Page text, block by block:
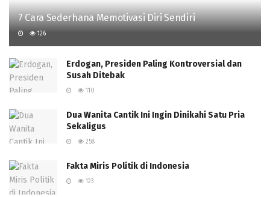
7 Cara Sederhana Memotivasi Diri Sendiri
126
Erdogan, Presiden Paling Kontroversial dan
Susah Ditebak
110
Dua Wanita Cantik Ini Ingin Dinikahi Satu Pria
Sekaligus
258
Fakta Miris Politik di Indonesia
123